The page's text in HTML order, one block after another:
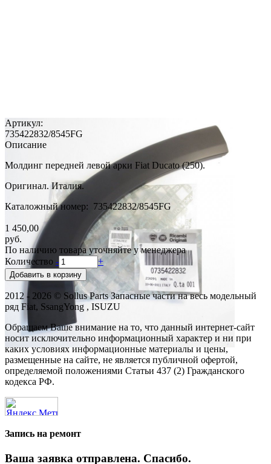
Артикул:
735422832/8545FG
Описание
Молдинг передней левой арки Fiat Ducato (250).
Оригинал. Италия.
Каталожный номер: 735422832/8545FG
1 450,00
руб.
По наличию товара уточняйте у менеджера
Количество - +
2012 - 2026 © Sollus Parts Запасные части на весь модельный
ряд Fiat, SsangYong , ISUZU
Обращаем Ваше внимание на то, что данный интернет-сайт
носит исключительно информационный характер и ни при
каких условиях информационные материалы и цены,
размещенные на сайте, не является публичной офертой,
определяемой положениями Статьи 437 (2) Гражданского
кодекса РФ.
Запись на ремонт
Ваша заявка отправлена. Спасибо.